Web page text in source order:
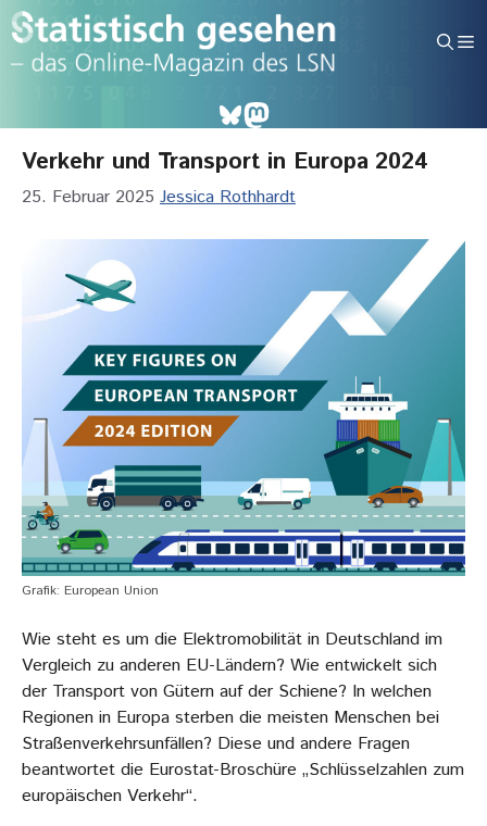
Zum
Inhalt
springen
Bluesky
Mastodon
Verkehr und Transport in Europa 2024
25. Februar 2025 Jessica Rothhardt
Grafik: European Union
Wie steht es um die Elektromobilität in Deutschland im
Vergleich zu anderen EU-Ländern? Wie entwickelt sich
der Transport von Gütern auf der Schiene? In welchen
Regionen in Europa sterben die meisten Menschen bei
Straßenverkehrsunfällen? Diese und andere Fragen
beantwortet die Eurostat-Broschüre „Schlüsselzahlen zum
europäischen Verkehr“.